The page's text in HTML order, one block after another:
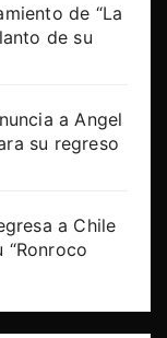
de “La
de su
a Angel
su regreso
a Chile